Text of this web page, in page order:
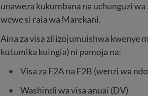
unaweza kukumbana na uchunguzi
wewe si raia wa Marekani.
Aina za visa zilizojumuishwa kwenye
kutumika kuingia) ni pamoja na:
Visa za F2A na F2B (wenzi wa
Washindi wa visa anuai (DV)